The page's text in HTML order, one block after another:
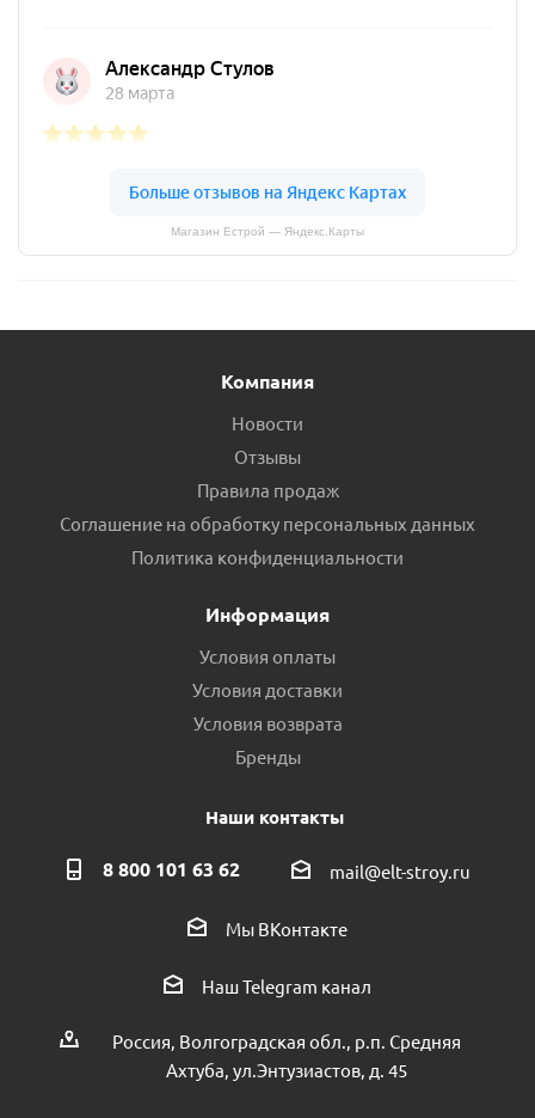
Магазин Естрой — Яндекс.Карты
Компания
Новости
Отзывы
Правила продаж
Соглашение на обработку персональных данных
Политика конфиденциальности
Информация
Условия оплаты
Условия доставки
Условия возврата
Бренды
Наши контакты
8 800 101 63 62 mail@elt-stroy.ru
Мы ВКонтакте
Наш Telegram канал
Россия, Волгоградская обл., р.п. Средняя
Ахтуба, ул.Энтузиастов, д. 45